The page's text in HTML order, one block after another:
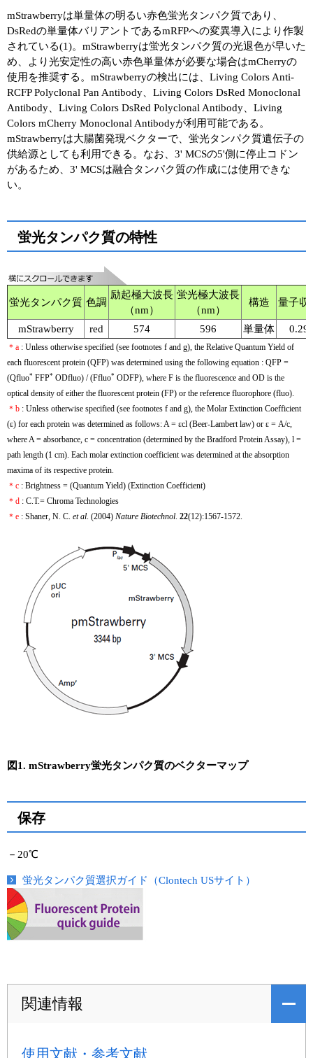
エピジェネティクス実験ガイド
RNAi実験ガイド
アプリケーションノート
プロトコール集
ユーザーズボイス集
動画ライブラリー
mStrawberryは単量体の明るい赤色蛍光タンパク質であり、
DsRedの単量体バリアントであるmRFPへの変異導入により作製
されている(1)。mStrawberryは蛍光タンパク質の光退色が早いた
め、より光安定性の高い赤色単量体が必要な場合はmCherryの
使用を推奨する。mStrawberryの検出には、Living Colors Anti-
RCFP Polyclonal Pan Antibody、Living Colors DsRed Monoclonal
Antibody、Living Colors DsRed Polyclonal Antibody、Living
Colors mCherry Monoclonal Antibodyが利用可能である。
mStrawberryは大腸菌発現ベクターで、蛍光タンパク質遺伝子の
供給源としても利用できる。なお、3' MCSの5'側に停止コドン
があるため、3' MCSは融合タンパク質の作成には使用できな
い。
蛍光タンパク質の特性
蛍光タンパク質 色調
励起極大波長
（nm）
蛍光極大波長
（nm）
構造 量子収
mStrawberry red 574 596 単量体 0.29
＊a : Unless otherwise specified (see footnotes f and g), the Relative Quantum Yield of
each fluorescent protein (QFP) was determined using the following equation : QFP =
(Qfluo* FFP* ODfluo) / (Ffluo* ODFP), where F is the fluorescence and OD is the
optical density of either the fluorescent protein (FP) or the reference fluorophore (fluo).
＊b : Unless otherwise specified (see footnotes f and g), the Molar Extinction Coefficient
(ε) for each protein was determined as follows: A = εcl (Beer-Lambert law) or ε = A/c,
where A = absorbance, c = concentration (determined by the Bradford Protein Assay), l =
path length (1 cm). Each molar extinction coefficient was determined at the absorption
maxima of its respective protein.
＊c : Brightness = (Quantum Yield) (Extinction Coefficient)
＊d : C.T.= Chroma Technologies
＊e : Shaner, N. C. et al. (2004) Nature Biotechnol. 22(12):1567-1572.
図1. mStrawberry蛍光タンパク質のベクターマップ
保存
－20℃
蛍光タンパク質選択ガイド（Clontech USサイト）
関連情報
使用文献・参考文献